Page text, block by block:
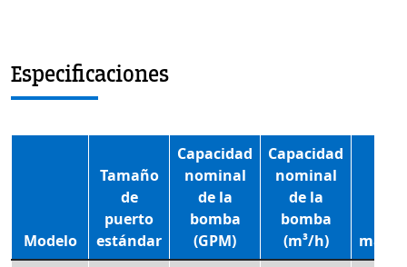
Especificaciones
Modelo
Tamaño
de
puerto
estándar
Capacidad
nominal
de la
bomba
(GPM)
Capacidad
nominal
de la
bomba
(m³/h)